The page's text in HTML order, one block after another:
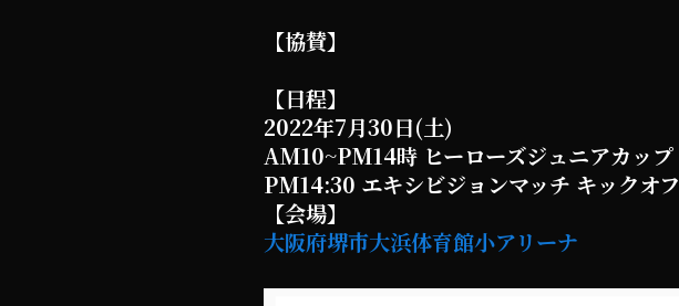
【協賛】
【日程】
2022年7月30日(土)
AM10~PM14時 ヒーローズジュニアカップ
PM14:30 エキシビジョンマッチ キックオフ
【会場】
大阪府堺市大浜体育館小アリーナ